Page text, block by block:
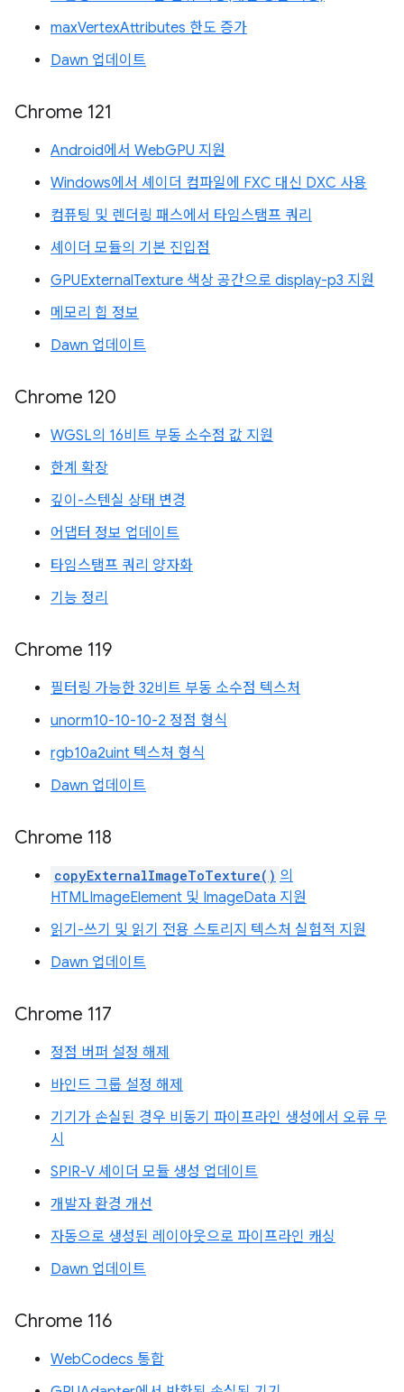
maxVertexAttributes 한도 증가
Dawn 업데이트
Chrome 121
Android에서 WebGPU 지원
Windows에서 셰이더 컴파일에 FXC 대신 DXC 사용
컴퓨팅 및 렌더링 패스에서 타임스탬프 쿼리
셰이더 모듈의 기본 진입점
GPUExternalTexture 색상 공간으로 display-p3 지원
메모리 힙 정보
Dawn 업데이트
Chrome 120
WGSL의 16비트 부동 소수점 값 지원
한계 확장
깊이-스텐실 상태 변경
어댑터 정보 업데이트
타임스탬프 쿼리 양자화
기능 정리
Chrome 119
필터링 가능한 32비트 부동 소수점 텍스처
unorm10-10-10-2 정점 형식
rgb10a2uint 텍스처 형식
Dawn 업데이트
Chrome 118
copyExternalImageToTexture() 의
HTMLImageElement 및 ImageData 지원
읽기-쓰기 및 읽기 전용 스토리지 텍스처 실험적 지원
Dawn 업데이트
Chrome 117
정점 버퍼 설정 해제
바인드 그룹 설정 해제
기기가 손실된 경우 비동기 파이프라인 생성에서 오류 무
시
SPIR-V 셰이더 모듈 생성 업데이트
개발자 환경 개선
자동으로 생성된 레이아웃으로 파이프라인 캐싱
Dawn 업데이트
Chrome 116
WebCodecs 통합